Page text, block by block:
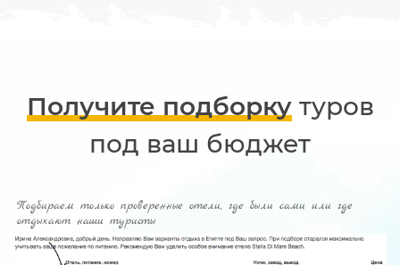
Получите подборкутуров
под ваш бюджет
Подбираем только проверенные отели, где были сами или где
отдыхают наши туристы